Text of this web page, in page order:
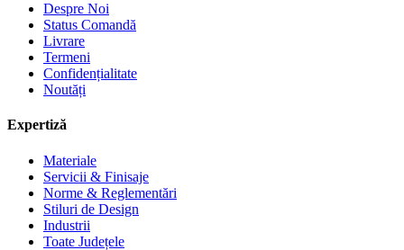
Despre Noi
Status Comandă
Livrare
Termeni
Confidențialitate
Noutăți
Expertiză
Materiale
Servicii & Finisaje
Norme & Reglementări
Stiluri de Design
Industrii
Toate Județele